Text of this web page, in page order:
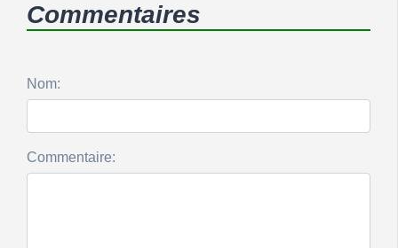
Commentaires
Nom:
Commentaire: